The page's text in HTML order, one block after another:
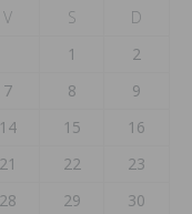
V S
D
1
2
7 8
9
14 15
16
21 22
23
28 29
30